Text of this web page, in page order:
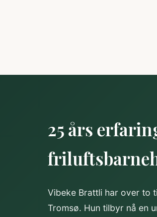
25 års
Vibeke Brattli har over to
Tromsø. Hun tilbyr nå en